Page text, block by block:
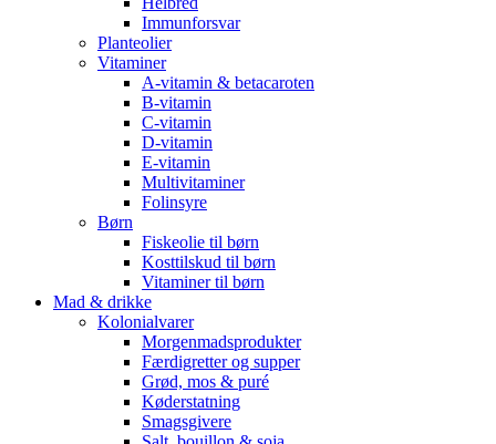
Immunforsvar
Planteolier
Vitaminer
A-vitamin & betacaroten
B-vitamin
C-vitamin
D-vitamin
E-vitamin
Multivitaminer
Folinsyre
Børn
Fiskeolie til børn
Kosttilskud til børn
Vitaminer til børn
Mad & drikke
Kolonialvarer
Morgenmadsprodukter
Færdigretter og supper
Grød, mos & puré
Køderstatning
Smagsgivere